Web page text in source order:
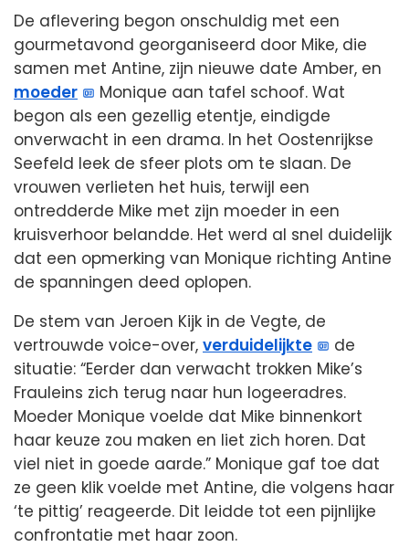
De aflevering begon onschuldig met een
gourmetavond georganiseerd door Mike, die
samen met Antine, zijn nieuwe date Amber, en
moeder
Monique aan tafel schoof. Wat
begon als een gezellig etentje, eindigde
onverwacht in een drama. In het Oostenrijkse
Seefeld leek de sfeer plots om te slaan. De
vrouwen verlieten het huis, terwijl een
ontredderde Mike met zijn moeder in een
kruisverhoor belandde. Het werd al snel duidelijk
dat een opmerking van Monique richting Antine
de spanningen deed oplopen.
De stem van Jeroen Kijk in de Vegte, de
vertrouwde voice-over, verduidelijkte
de
situatie: “Eerder dan verwacht trokken Mike’s
Frauleins zich terug naar hun logeeradres.
Moeder Monique voelde dat Mike binnenkort
haar keuze zou maken en liet zich horen. Dat
viel niet in goede aarde.” Monique gaf toe dat
ze geen klik voelde met Antine, die volgens haar
‘te pittig’ reageerde. Dit leidde tot een pijnlijke
confrontatie met haar zoon.